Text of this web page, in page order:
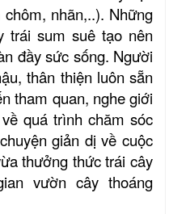
chôm, nhãn,..). Những
trái sum suê tạo nên
đầy sức sống. Người
thân thiện luôn sẵn
tham quan, nghe giới
quá trình chăm sóc
giản dị về cuộc
thưởng thức trái cây
vườn cây thoáng